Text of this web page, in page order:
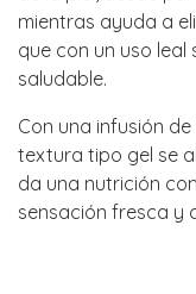
mientras ayuda a
que con un uso leal
saludable.
Con una infusión
textura tipo gel se
da una nutrición
sensación fresca y